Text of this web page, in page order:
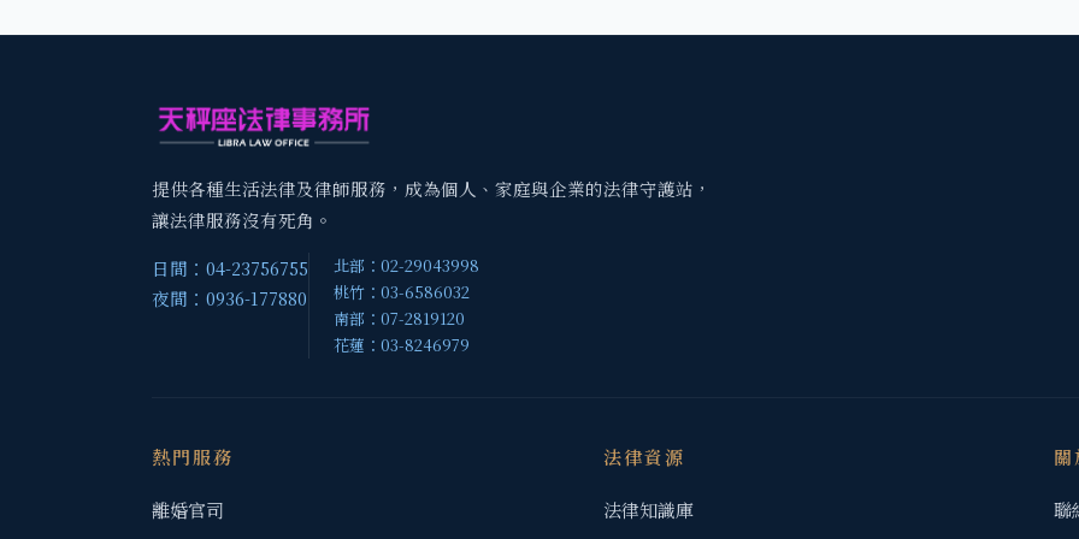
提供各種生活法律及律師服務，成為個人、家庭與企業的法律守護站，
讓法律服務沒有死角。
日間：04-23756755
夜間：0936-177880
北部：02-29043998
桃竹：03-6586032
南部：07-2819120
花蓮：03-8246979
熱門服務
離婚官司
法律資源
法律知識庫
關
聯